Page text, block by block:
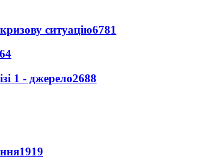
ситуацію6781
1 - джерело2688
1919